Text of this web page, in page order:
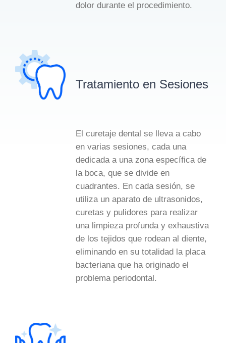
dolor durante el procedimiento.
Tratamiento en Sesiones
El curetaje dental se lleva a cabo
en varias sesiones, cada una
dedicada a una zona específica de
la boca, que se divide en
cuadrantes. En cada sesión, se
utiliza un aparato de ultrasonidos,
curetas y pulidores para realizar
una limpieza profunda y exhaustiva
de los tejidos que rodean al diente,
eliminando en su totalidad la placa
bacteriana que ha originado el
problema periodontal.